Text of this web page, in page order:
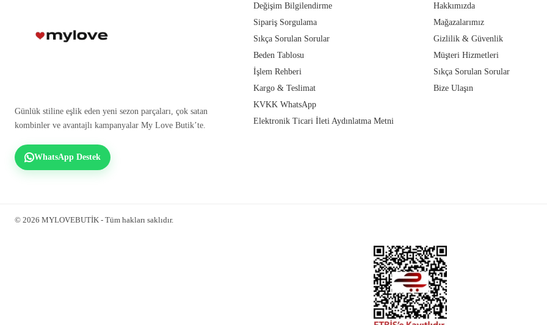
Günlük stiline eşlik eden yeni sezon parçaları, çok satan
kombinler ve avantajlı kampanyalar My Love Butik’te.
WhatsApp Destek
Değişim Bilgilendirme
Sipariş Sorgulama
Sıkça Sorulan Sorular
Beden Tablosu
İşlem Rehberi
Kargo & Teslimat
KVKK WhatsApp
Elektronik Ticari İleti Aydınlatma Metni
Hakkımızda
Mağazalarımız
Gizlilik & Güvenlik
Müşteri Hizmetleri
Sıkça Sorulan Sorular
Bize Ulaşın
© 2026 MYLOVEBUTİK - Tüm hakları saklıdır.